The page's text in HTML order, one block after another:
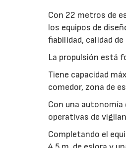
Con 22 metros de
los equipos de
fiabilidad, calidad
La propulsión está
Tiene capacidad
comedor, zona de
Con una autonomía
operativas de
Completando el